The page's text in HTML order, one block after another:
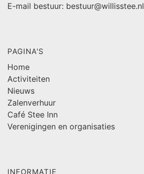
E-mail bestuur: bestuur@willisstee.nl
PAGINA'S
Home
Activiteiten
Nieuws
Zalenverhuur
Café Stee Inn
Verenigingen en organisaties
INFORMATIE